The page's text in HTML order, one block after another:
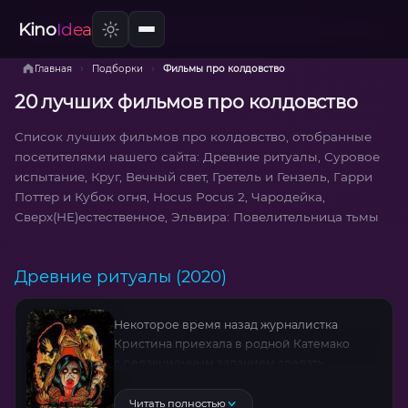
KinoIdea
Главная › Подборки › Фильмы про колдовство
20 лучших фильмов про колдовство
Список лучших фильмов про колдовство, отобранные
посетителями нашего сайта: Древние ритуалы, Суровое
испытание, Круг, Вечный свет, Гретель и Гензель, Гарри
Поттер и Кубок огня, Hocus Pocus 2, Чародейка,
Сверх(НЕ)естественное, Эльвира: Повелительница тьмы
Древние ритуалы (2020)
Некоторое время назад журналистка
Кристина приехала в родной Катемако
исчезнувшей культуре, но теперь она сидит
Читать полностью